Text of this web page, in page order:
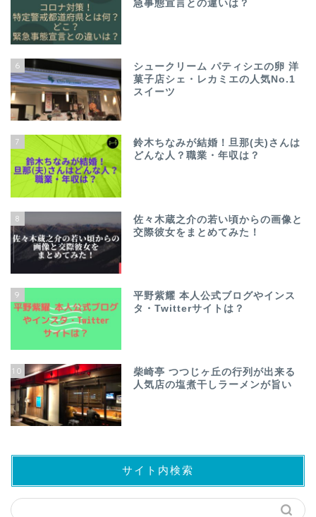
急事態宣言との違いは？
6
シュークリーム パティシエの卵 洋
菓子店シェ・レカミエの人気No.1
スイーツ
7
鈴木ちなみが結婚！旦那(夫)さんは
どんな人？職業・年収は？
8
佐々木蔵之介の若い頃からの画像と
交際彼女をまとめてみた！
9
平野紫耀 本人公式ブログやインス
タ・Twitterサイトは？
10
柴崎亭 つつじヶ丘の行列が出来る
人気店の塩煮干しラーメンが旨い
サイト内検索